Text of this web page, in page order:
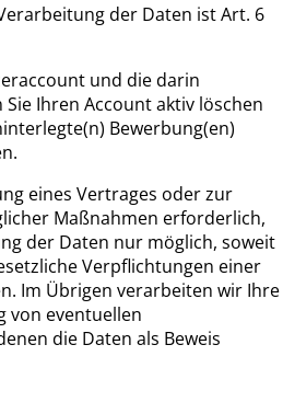
der Daten ist Art. 6
und die darin
Ihren Account aktiv löschen
Bewerbung(en)
eines Vertrages oder zur
Maßnahmen erforderlich,
der Daten nur möglich, soweit
Verpflichtungen einer
Im Übrigen verarbeiten wir Ihre
von eventuellen
die Daten als Beweis